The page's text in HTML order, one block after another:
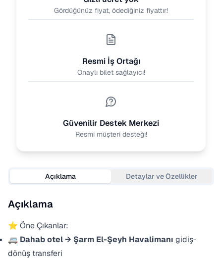
Gördüğünüz fiyat, ödediğiniz fiyattır!
Resmi İş Ortağı
Onaylı bilet sağlayıcı!
Güvenilir Destek Merkezi
Resmi müşteri desteği!
Açıklama Detaylar ve Özellikler
Açıklama
⭐ Öne Çıkanlar:
🚐 Dahab otel → Şarm El-Şeyh Havalimanı gidiş-
dönüş transferi